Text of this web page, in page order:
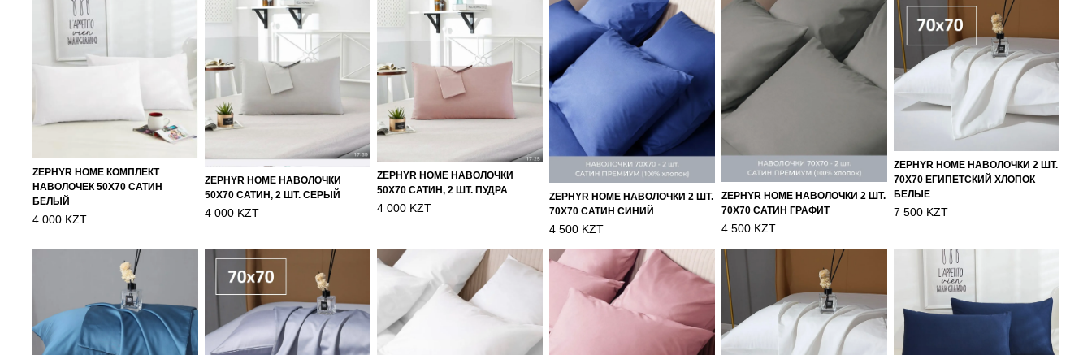
ZEPHYR HOME КОМПЛЕКТ
НАВОЛОЧЕК 50Х70 САТИН
БЕЛЫЙ
4 000 KZT
ZEPHYR HOME НАВОЛОЧКИ
50Х70 САТИН, 2 ШТ. СЕРЫЙ
4 000 KZT
ZEPHYR HOME НАВОЛОЧКИ
50Х70 САТИН, 2 ШТ. ПУДРА
4 000 KZT
ZEPHYR HOME НАВОЛОЧКИ 2 ШТ.
70Х70 САТИН СИНИЙ
4 500 KZT
ZEPHYR HOME НАВОЛОЧКИ 2 ШТ.
70Х70 САТИН ГРАФИТ
4 500 KZT
ZEPHYR HOME НАВОЛОЧКИ 2 ШТ.
70Х70 ЕГИПЕТСКИЙ ХЛОПОК
БЕЛЫЕ
7 500 KZT